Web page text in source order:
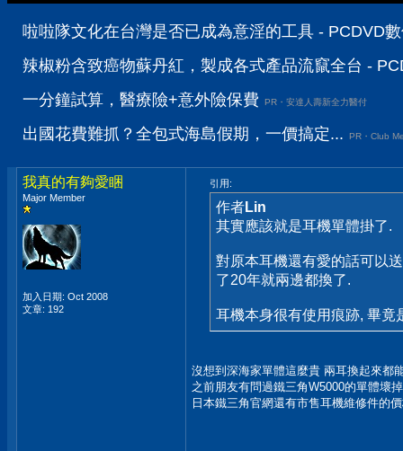
啦啦隊文化在台灣是否已成為意淫的工具 - PCDVD
辣椒粉含致癌物蘇丹紅，製成各式產品流竄全台 -
一分鐘試算，醫療險+意外險保費
PR・安達人壽新全力醫付
出國花費難抓？全包式海島假期，一價搞定... PR・Club
我真的有夠愛睏
Major Member
加入日期: Oct 2008
文章: 192
引用:
作者Lin
其實應該就是耳機單體掛了.
對原本耳機還有愛的話可以
了20年就兩邊都換了.
耳機本身很有使用痕跡, 畢竟
沒想到深海家單體這麼貴 兩耳換起來都
之前朋友有問過鐵三角W5000的單體壞
日本鐵三角官網還有市售耳機維修件的